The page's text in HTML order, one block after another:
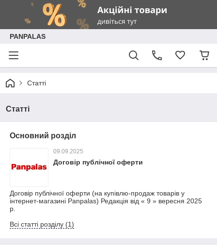
PANPALAS
Статті
Статті
Основний розділ
09.09.2025
Договір публічної оферти
Договір публічної оферти (на купівлю-продаж товарів у
інтернет-магазині Panpalas) Редакція від « 9 » вересня 2025
р.
Всі статті розділу (1)